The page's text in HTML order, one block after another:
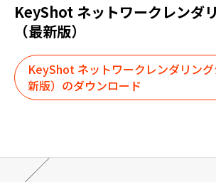
KeyShot ネットワークレンダ
（最新版）
KeyShot ネットワークレンダリン
新版）のダウンロード